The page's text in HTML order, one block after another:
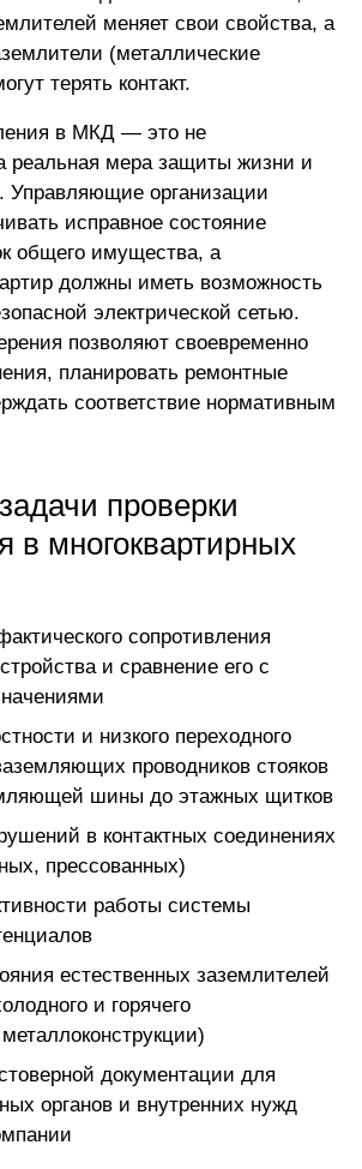
меняет свои свойства, а
(металлические
терять контакт.
в МКД — это не
реальная мера защиты жизни и
Управляющие организации
исправное состояние
общего имущества, а
должны иметь возможность
электрической сетью.
позволяют своевременно
планировать ремонтные
соответствие нормативным
проверки
в многоквартирных
сопротивления
и сравнение его с
и низкого переходного
проводников стояков
шины до этажных щитков
в контактных соединениях
прессованных)
работы системы
естественных заземлителей
и горячего
документации для
органов и внутренних нужд